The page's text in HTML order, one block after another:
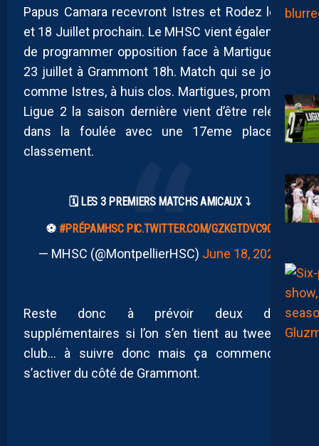
Papus Camara recevront Istres et Rodez le 12
et 18 Juillet prochain. Le MHSC vient également
de programmer opposition face à Martigues le
23 juillet à Grammont 18h. Match qui se jouera
comme Istres, à huis clos. Martigues, promu en
Ligue 2 la saison dernière vient d’être relégué
dans la foulée avec une 17eme place au
classement.
🗓️ LES 3 PREMIERS MATCHS AMICAUX ⤵️
⚽️ #PRÉPAMHSC PIC.TWITTER.COM/GZKGTDVC90
— MHSC (@MontpellierHSC) June 18, 2025
Reste donc à prévoir deux dates
supplémentaires si l’on s’en tient au tweet du
club… à suivre donc mais ça commence à
s’activer du côté de Grammont.